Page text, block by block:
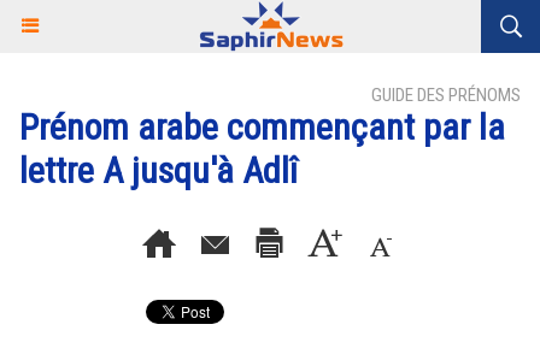
GUIDE DES PRÉNOMS
Prénom arabe commençant par la
lettre A jusqu'à Adlî